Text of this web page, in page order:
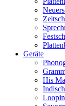
Geräte
His